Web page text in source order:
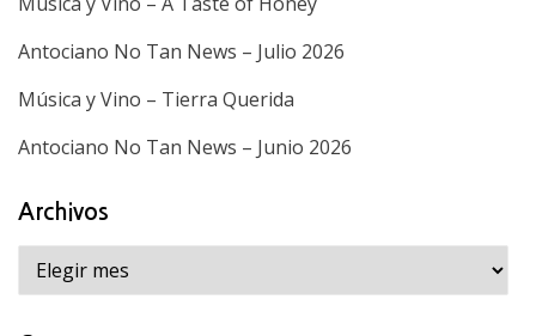
Antociano No Tan News – Julio 2026
Música y Vino – Tierra Querida
Antociano No Tan News – Junio 2026
Archivos
Archivos